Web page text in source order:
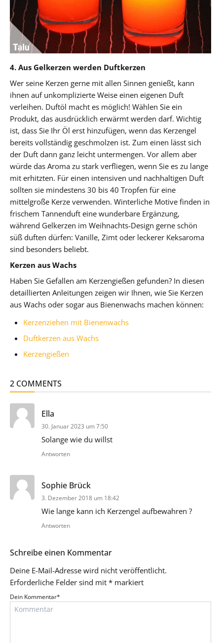
4. Aus Gelkerzen werden Duftkerzen
Wer seine Kerzen gerne mit allen Sinnen genießt, kann
ihnen auf unkomplizierte Weise einen eigenen Duft
verleihen. Duftöl macht es möglich! Wählen Sie ein
Produkt, das ausdrücklich erwärmt werden darf. Wichtig
ist, dass Sie Ihr Öl erst hinzufügen, wenn das Kerzengel
bereits vollständig geschmolzen ist. Zum einen lässt sich
der Duft dann ganz leicht untermengen. Vor allem aber
würde das Aroma zu stark verfliegen, wenn Sie es zu lange
mit erhitzten. Für einen intensiven und nachhaltigen Duft
sollten sie mindestens 30 bis 40 Tropfen für eine
mittelgroße Kerze verwenden. Winterliche Motive finden in
frischem Tannenduft eine wunderbare Ergänzung,
während Gelkerzen im Weihnachts-Design gerne schön
süß duften dürfen: Vanille, Zimt oder leckerer Keksaroma
sind besonders beliebt.
Kerzen aus Wachs
Haben Sie Gefallen am Kerzengießen gefunden? In diesen
detaillierten Anleitungen zeigen wir Ihnen, wie Sie Kerzen
aus Wachs oder sogar aus Bienenwachs machen können:
Kerzenziehen mit Bienenwachs
Duftkerzen aus Wachs
Kerzengießen
2 COMMENTS
Ella
30. Januar 2023 um 7:50
Solange wie du willst
Antworten
Sophie Brück
3. Dezember 2018 um 18:42
Wie lange kann ich Kerzengel aufbewahren ?
Antworten
Schreibe einen Kommentar
Deine E-Mail-Adresse wird nicht veröffentlicht.
Erforderliche Felder sind mit * markiert
Dein Kommentar*